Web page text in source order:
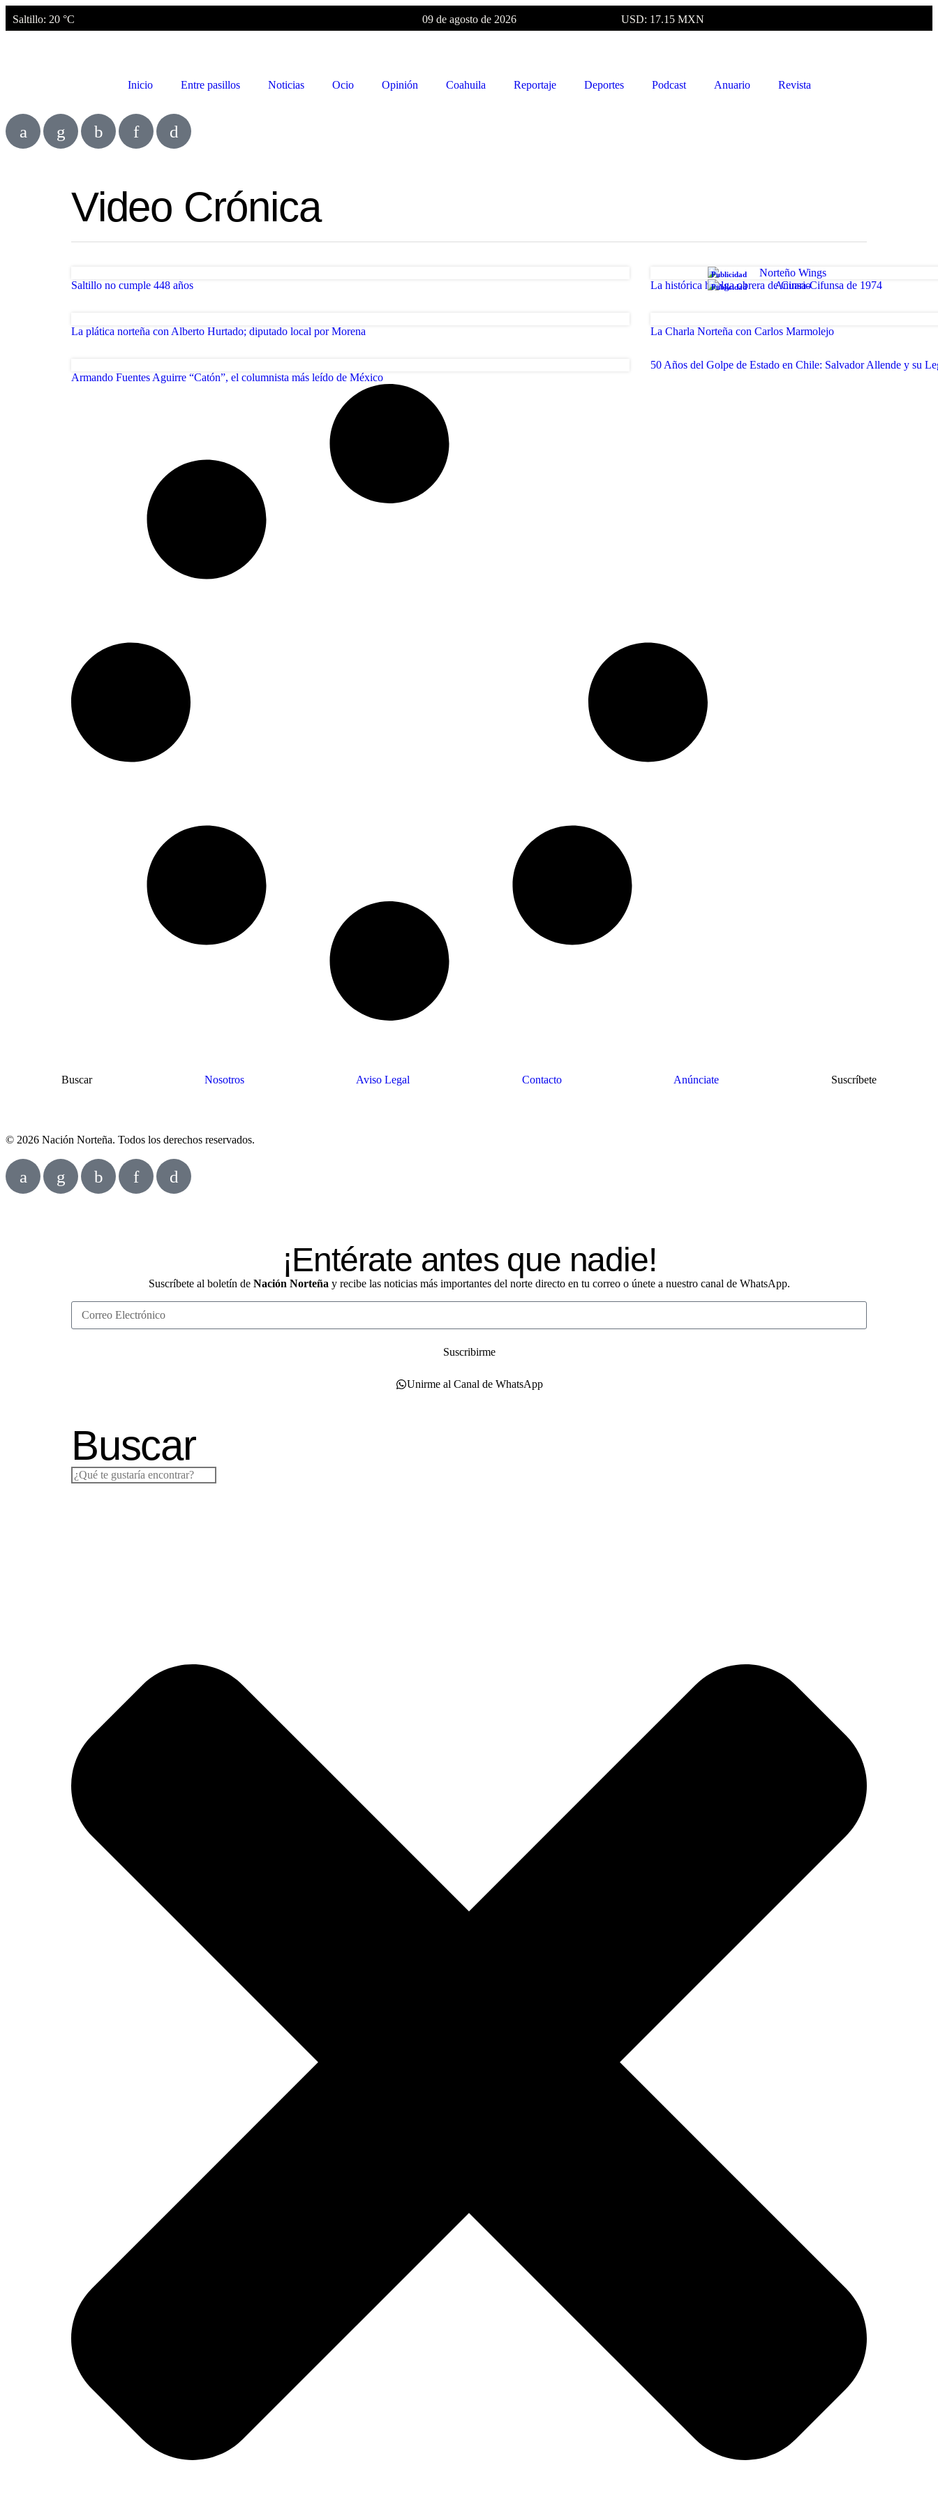
Saltillo: 20 °C 09 de agosto de 2026 USD: 17.15 MXN
Inicio Entre pasillos Noticias Ocio Opinión Coahuila Reportaje Deportes Podcast Anuario Revista
Video Crónica
Saltillo no cumple 448 años La histórica huelga obrera de Cinsa-Cifunsa de 1974
La plática norteña con Alberto Hurtado; diputado local por Morena La Charla Norteña con Carlos Marmolejo
Armando Fuentes Aguirre “Catón”, el columnista más leído de México
50 Años del Golpe de Estado en Chile: Salvador Allende y su
Publicidad
Publicidad
Buscar Nosotros Aviso Legal Contacto Anúnciate Suscríbete
© 2026 Nación Norteña. Todos los derechos reservados.
¡Entérate antes que nadie!
Suscríbete al boletín de Nación Norteña y recibe las noticias más importantes del norte directo en tu correo o únete a nuestro canal de WhatsApp.
Suscribirme
Unirme al Canal de WhatsApp
Buscar